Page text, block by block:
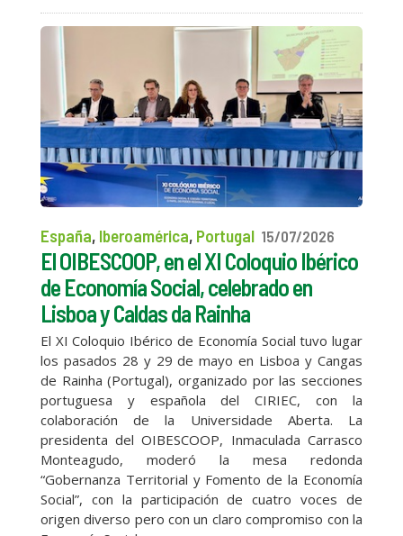
España, Iberoamérica, Portugal 15/07/2026
El OIBESCOOP, en el XI Coloquio Ibérico
de Economía Social, celebrado en
Lisboa y Caldas da Rainha
El XI Coloquio Ibérico de Economía Social tuvo lugar
los pasados 28 y 29 de mayo en Lisboa y Cangas
de Rainha (Portugal), organizado por las secciones
portuguesa y española del CIRIEC, con la
colaboración de la Universidade Aberta. La
presidenta del OIBESCOOP, Inmaculada Carrasco
Monteagudo, moderó la mesa redonda
“Gobernanza Territorial y Fomento de la Economía
Social”, con la participación de cuatro voces de
origen diverso pero con un claro compromiso con la